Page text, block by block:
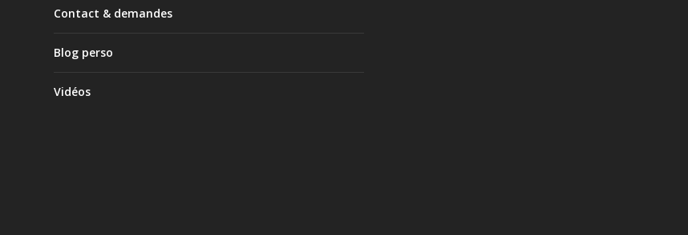
Contact & demandes
Blog perso
Vidéos